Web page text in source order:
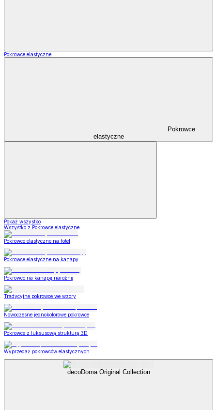
Pokrowce elastyczne
Pokrowce
elastyczne
Pokaż wszystko
Wszystko z Pokrowce elastyczne
Pokrowce elastyczne na fotel
Pokrowce elastyczne na kanapy
Pokrowce na kanapę narożną
Tradycyjne pokrowce we wzory
Nowoczesne jednokolorowe pokrowce
Pokrowce z luksusową strukturą 3D
Wyprzedaż pokrowców elastycznych
decoDoma Original Collection